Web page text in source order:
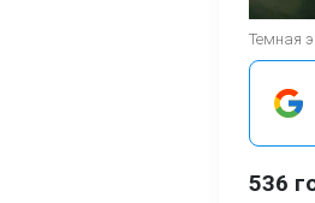
Темная
536